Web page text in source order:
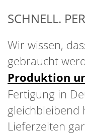
SCHNELL.
Wir wissen,
gebraucht
Produktion
Fertigung in
gleichbleibend
Lieferzeiten